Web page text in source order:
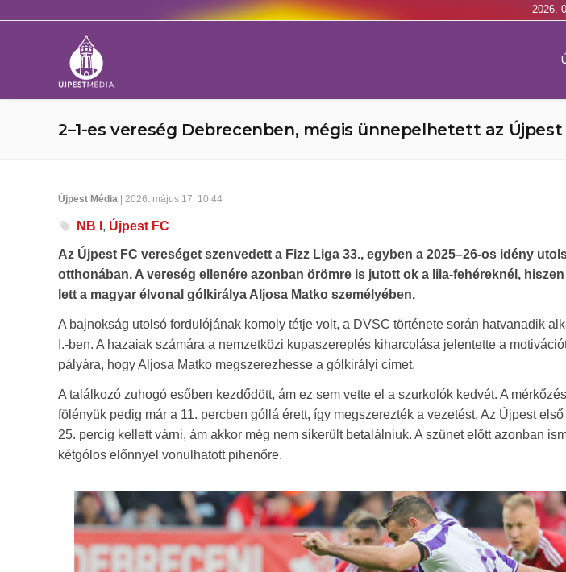
2026.
2–1-es vereség Debrecenben, mégis ünnepelhetett az
Újpest Média | 2026. május 17. 10:44
NB I , Újpest FC
Az Újpest FC vereséget szenvedett a Fizz Liga 33., egyben a 2025–26-os idény
otthonában. A vereség ellenére azonban örömre is jutott ok a lila-fehéreknél,
lett a magyar élvonal gólkirálya Aljosa Matko személyében.
A bajnokság utolsó fordulójának komoly tétje volt, a DVSC története során hatvanadik
I.-ben. A hazaiak számára a nemzetközi kupaszereplés kiharcolása jelentette a
pályára, hogy Aljosa Matko megszerezhesse a gólkirályi címet.
A találkozó zuhogó esőben kezdődött, ám ez sem vette el a szurkolók kedvét. A
fölényük pedig már a 11. percben góllá érett, így megszerezték a vezetést. Az Újpest
25. percig kellett várni, ám akkor még nem sikerült betalálniuk. A szünet előtt azonban
kétgólos előnnyel vonulhatott pihenőre.